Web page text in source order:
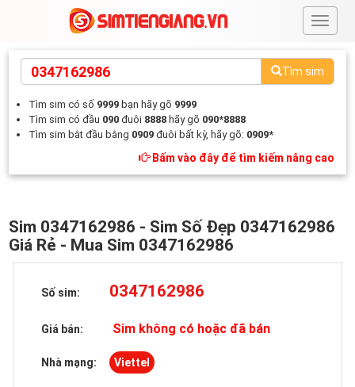
#
Tìm sim
Tìm sim có số 9999 bạn hãy gõ 9999
Tìm sim có đầu 090 đuôi 8888 hãy gõ 090*8888
Tìm sim bắt đầu bằng 0909 đuôi bất kỳ, hãy gõ: 0909*
Bấm vào đây để tìm kiếm nâng cao
Sim 0347162986 - Sim Số Đẹp 0347162986
Giá Rẻ - Mua Sim 0347162986
Số sim: 0347162986
Giá bán: Sim không có hoặc đã bán
Nhà mạng: Viettel